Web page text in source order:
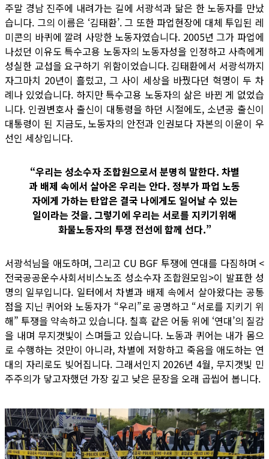
주말 경남 진주에 내려가는 길에 서광석과 닮은 한 노동자를 만났
습니다. 그의 이름은 ‘김태환’. 그 또한 파업현장에 대체 투입된 레
미콘의 바퀴에 깔려 사망한 노동자였습니다. 2005년 그가 파업에
나섰던 이유도 특수고용 노동자의 노동자성을 인정하고 사측에게
성실한 교섭을 요구하기 위함이었습니다. 김태환에서 서광석까지
자그마치 20년이 흘렀고, 그 사이 세상을 바꿨다던 혁명이 두 차
례나 있었습니다. 하지만 특수고용 노동자의 삶은 바뀐 게 없었습
니다. 인권변호사 출신이 대통령을 하던 시절에도, 소년공 출신이
대통령이 된 지금도, 노동자의 안전과 인권보다 자본의 이윤이 우
선인 세상입니다.
“우리는 성소수자 조합원으로서 분명히 말한다. 차별
과 배제 속에서 살아온 우리는 안다. 정부가 파업 노동
자에게 가하는 탄압은 결국 나에게도 일어날 수 있는
일이라는 것을. 그렇기에 우리는 서로를 지키기위해
화물노동자의 투쟁 전선에 함께 선다.”
서광석님을 애도하며, 그리고 CU BGF 투쟁에 연대를 다짐하며 <
전국공공운수사회서비스노조 성소수자 조합원모임>이 발표한 성
명의 일부입니다. 일터에서 차별과 배제 속에서 살아왔다는 공통
점을 지닌 퀴어와 노동자가 “우리”로 공명하고 “서로를 지키기 위
해” 투쟁을 약속하고 있습니다. 칠흑 같은 어둠 위에 ‘연대’의 질감
을 내며 무지갯빛이 스며들고 있습니다. 노동과 퀴어는 내가 몸으
로 수행하는 것만이 아니라, 차별에 저항하고 죽음을 애도하는 연
대의 자리로도 빚어집니다. 그래서인지 2026년 4월, 무지갯빛 민
주주의가 닿고자했던 가장 깊고 낮은 문장을 오래 곱씹어 봅니다.